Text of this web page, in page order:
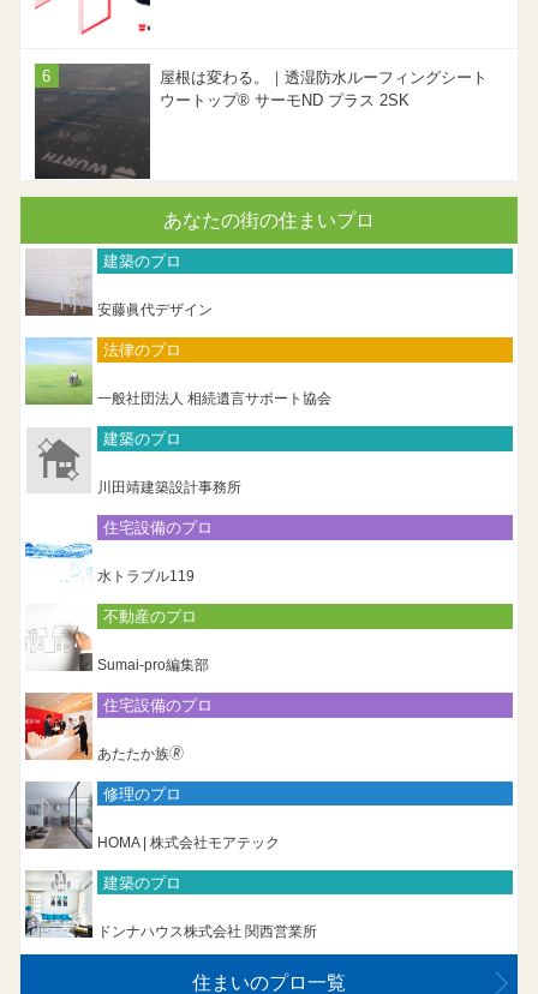
屋根は変わる。｜透湿防水ルーフィングシート
ウートップ® サーモND プラス 2SK
あなたの街の住まいプロ
建築のプロ
安藤眞代デザイン
法律のプロ
一般社団法人 相続遺言サポート協会
建築のプロ
川田靖建築設計事務所
住宅設備のプロ
水トラブル119
不動産のプロ
Sumai-pro編集部
住宅設備のプロ
あたたか族🄬
修理のプロ
HOMA | 株式会社モアテック
建築のプロ
ドンナハウス株式会社 関西営業所
住まいのプロ一覧